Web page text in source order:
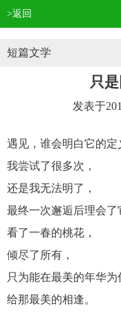
>返回
短篇文学
只
遇见，谁会明白它的定
我尝试了很多次，
还是我无法明了，
最终一次邂逅后理会了
看了一春的桃花，
倾尽了所有，
只为能在最美的年华为
给那最美的相逢。